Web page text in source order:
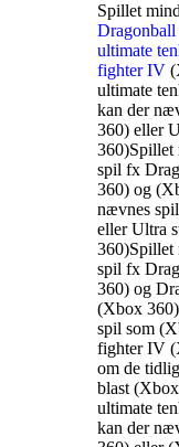
Spillet
Dragonball
ultimate
fighter IV
ultimate
kan der
360) eller
360)Spillet
spil fx
360) og
nævnes
eller Ultra
360)Spillet
spil fx
360) og
(Xbox
spil som
fighter IV
om de
blast
ultimate
kan der